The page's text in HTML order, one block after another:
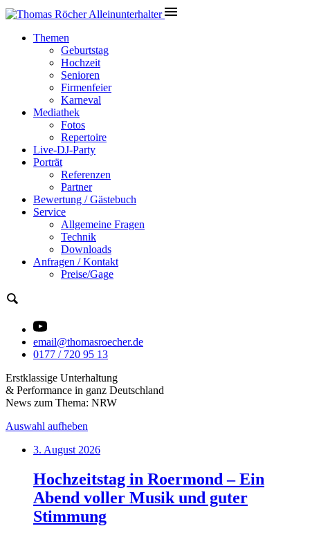
Themen
Geburtstag
Hochzeit
Senioren
Firmenfeier
Karneval
Mediathek
Fotos
Repertoire
Live-DJ-Party
Porträt
Referenzen
Partner
Bewertung / Gästebuch
Service
Allgemeine Fragen
Technik
Downloads
Anfragen / Kontakt
Preise/Gage
email@thomasroecher.de
0177 / 720 95 13
Erstklassige Unterhaltung
& Performance in ganz Deutschland
News zum Thema: NRW
Auswahl aufheben
3. August 2026
Hochzeitstag in Roermond – Ein
Abend voller Musik und guter
Stimmung